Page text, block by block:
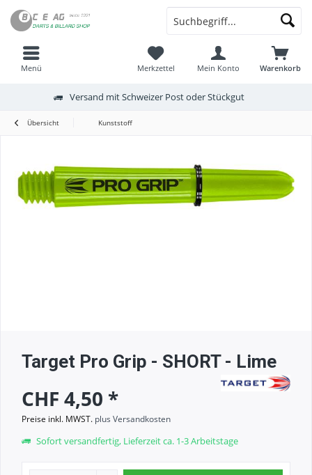
Menü Warenkorb
Merkzettel Mein Konto
Versand mit Schweizer Post oder Stückgut
Übersicht Kunststoff
Target Pro Grip - SHORT - Lime
CHF 4,50 *
Preise inkl. MWST. plus Versandkosten
Sofort versandfertig, Lieferzeit ca. 1-3 Arbeitstage